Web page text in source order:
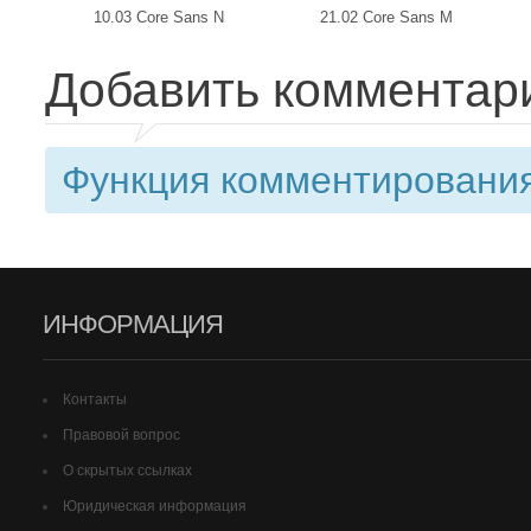
10.03 Core Sans N 21.02 Core Sans M
Добавить
Функция
ИНФОРМАЦИЯ
Контакты
Правовой вопрос
О скрытых ссылках
Юридическая информация